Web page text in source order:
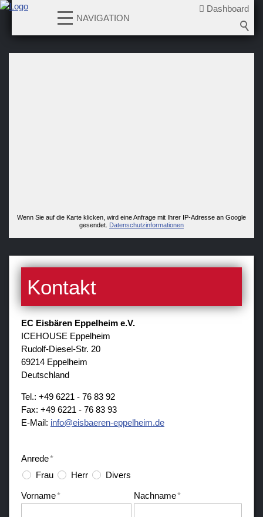
Dashboard
NAVIGATION
Wenn Sie auf die Karte klicken, wird eine Anfrage mit Ihrer IP-Adresse an Google
gesendet. Datenschutzinformationen
Kontakt
EC Eisbären Eppelheim e.V.
ICEHOUSE Eppelheim
Rudolf-Diesel-Str. 20
69214 Eppelheim
Deutschland
Tel.: +49 6221 - 76 83 92
Fax: +49 6221 - 76 83 93
E-Mail: nf sb r n- pp lh m d
Anrede*
Frau
Herr Divers
Vorname* Nachname*